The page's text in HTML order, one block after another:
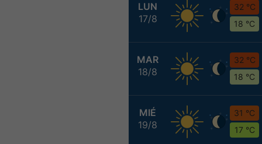
LUN
17/8
32 °C
18 °C
MAR
18/8
32 °C
18 °C
MIÉ
19/8
31 °C
17 °C